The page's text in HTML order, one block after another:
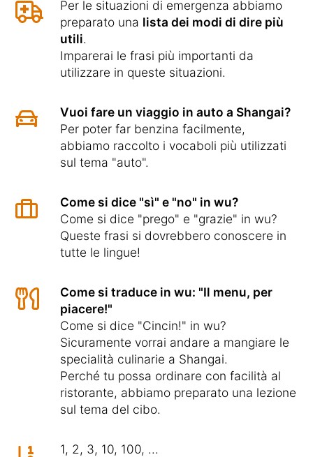
Per le situazioni di emergenza abbiamo
preparato una lista dei modi di dire più
utili.
Imparerai le frasi più importanti da
utilizzare in queste situazioni.
Vuoi fare un viaggio in auto a Shangai?
Per poter far benzina facilmente,
abbiamo raccolto i vocaboli più utilizzati
sul tema "auto".
Come si dice "sì" e "no" in wu?
Come si dice "prego" e "grazie" in wu?
Queste frasi si dovrebbero conoscere in
tutte le lingue!
Come si traduce in wu: "Il menu, per
piacere!"
Come si dice "Cincin!" in wu?
Sicuramente vorrai andare a mangiare le
specialità culinarie a Shangai.
Perché tu possa ordinare con facilità al
ristorante, abbiamo preparato una lezione
sul tema del cibo.
1, 2, 3, 10, 100, ...